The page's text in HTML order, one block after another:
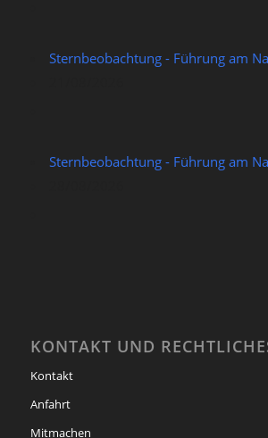
Sternbeobachtung - Führung am
Sternbeobachtung - Führung am
KONTAKT UND
Kontakt
Anfahrt
Mitmachen